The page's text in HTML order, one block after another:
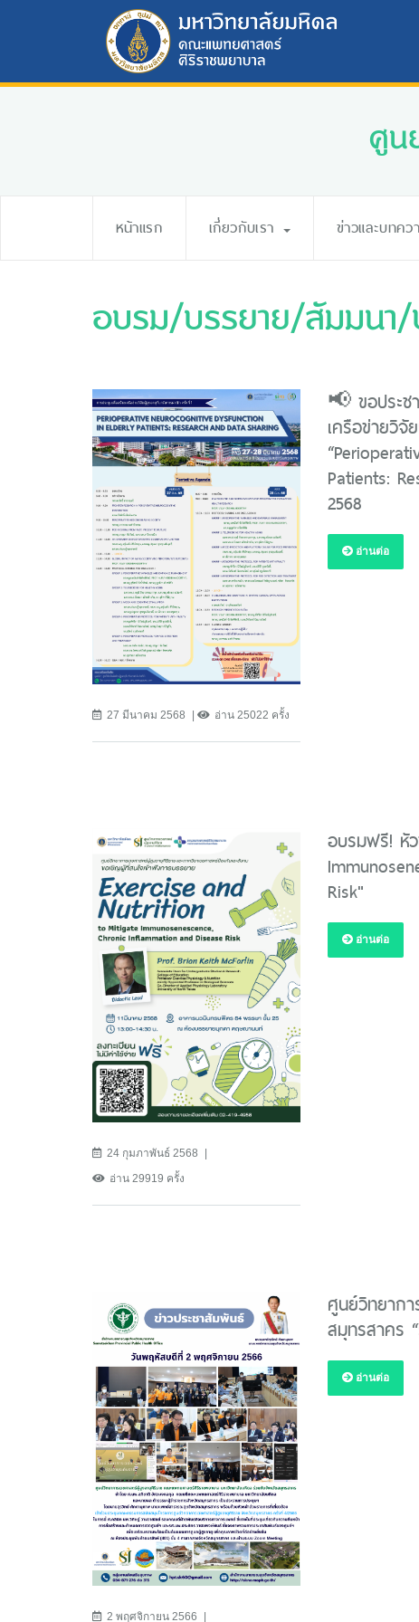
ศูน
หน้าแรก เกี่ยวกับเรา ข่าวและบทคว
อบรม/บรรยาย/สัมมนา/
27 มีนาคม 2568 อ่าน 25022 ครั้ง
📢 ขอประช
เครือข่ายวิ
Patients:
2568
อ่านต่อ
24 กุมภาพันธ์ 2568
อ่าน 29919 ครั้ง
อบรมฟรี! หั
Risk"
อ่านต่อ
2 พฤศจิกายน 2566
ศูนย์วิทยาก
สมุทรสาคร
อ่านต่อ